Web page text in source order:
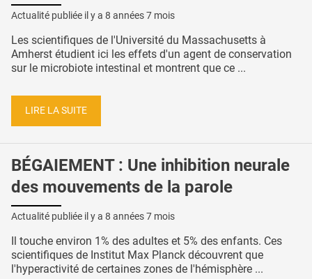
Actualité publiée il y a 8 années 7 mois
Les scientifiques de l'Université du Massachusetts à
Amherst étudient ici les effets d'un agent de conservation
sur le microbiote intestinal et montrent que ce ...
LIRE LA SUITE
BÉGAIEMENT : Une inhibition neurale
des mouvements de la parole
Actualité publiée il y a 8 années 7 mois
Il touche environ 1% des adultes et 5% des enfants. Ces
scientifiques de Institut Max Planck découvrent que
l'hyperactivité de certaines zones de l'hémisphère ...